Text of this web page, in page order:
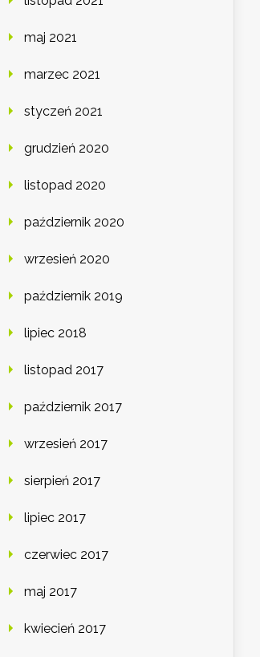
maj 2021
marzec 2021
styczeń 2021
grudzień 2020
listopad 2020
październik 2020
wrzesień 2020
październik 2019
lipiec 2018
listopad 2017
październik 2017
wrzesień 2017
sierpień 2017
lipiec 2017
czerwiec 2017
maj 2017
kwiecień 2017